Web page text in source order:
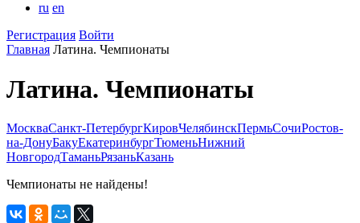
ru en
Регистрация Войти
Главная Латина. Чемпионаты
Латина. Чемпионаты
МоскваСанкт-ПетербургКировЧелябинскПермьСочиРостов-
на-ДонуБакуЕкатеринбургТюменьНижний
НовгородТаманьРязаньКазань
Чемпионаты не найдены!